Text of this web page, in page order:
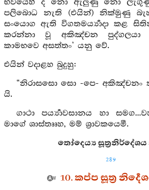
භවයෙහි ද නො ඇලුණු නො
පලිබොධ නැති (එයින්) නික්මුණු
සංයොග ඇති විගතමර්‍ය්‍යාදා කළ
කරන්නා වූ අකිඤ්චන පුද්ගලයා
කාමභවෙ අසත්තං’ යනු වේ.
එයින් වදාළහ බුදුහු:
“නිරාසසො සො -පෙ- අකිඤ්චනං
යි.
ගාථා පර්‍ය්‍යාවසානය හා
මාගේ ශාස්තෲහ, මම් ශ්‍රාවකයෙමී.
තෝදෙය්‍ය
289
10. කප්ප සූත්‍ර